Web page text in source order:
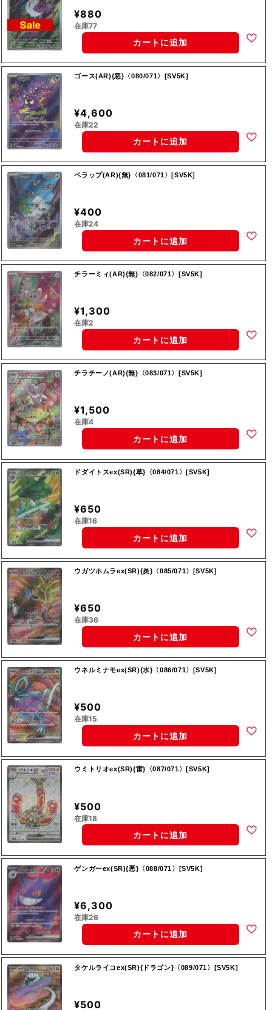
¥880
在庫77
カートに追加
ゴース(AR){悪}〈080/071〉[SV5K]
¥4,600
在庫22
カートに追加
ペラップ(AR){無}〈081/071〉[SV5K]
¥400
在庫24
カートに追加
チラーミィ(AR){無}〈082/071〉[SV5K]
¥1,300
在庫2
カートに追加
チラチーノ(AR){無}〈083/071〉[SV5K]
¥1,500
在庫4
カートに追加
ドダイトスex(SR){草}〈084/071〉[SV5K]
¥650
在庫16
カートに追加
ウガツホムラex(SR){炎}〈085/071〉[SV5K]
¥650
在庫36
カートに追加
ウネルミナモex(SR){水}〈086/071〉[SV5K]
¥500
在庫15
カートに追加
ウミトリオex(SR){雷}〈087/071〉[SV5K]
¥500
在庫18
カートに追加
ゲンガーex(SR){悪}〈088/071〉[SV5K]
¥6,300
在庫26
カートに追加
タケルライコex(SR){ドラゴン}〈089/071〉[SV5K]
¥500